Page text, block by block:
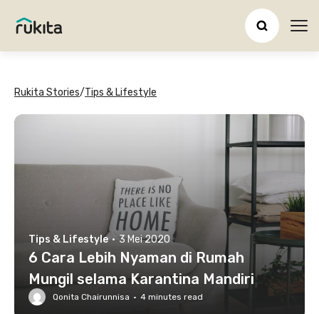
Rukita Stories/Tips & Lifestyle
Tips & Lifestyle · 3 Mei 2020
6 Cara Lebih Nyaman di Rumah
Mungil selama Karantina Mandiri
Qonita Chairunnisa · 4 minutes read